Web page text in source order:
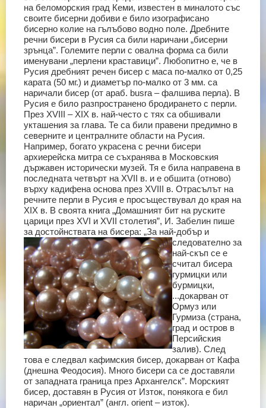
на беломорския град Кеми, известен в миналото със
своите бисерни добиви е било изографисано
бисерно колие на гълъбово водно поле. Дребните
речни бисери в Русия са били наричани „бисерни
зрънца”. Големите перли с овална форма са били
именувани „перлени краставици”. Любопитно е, че в
Русия дребният речен бисер с маса по-малко от 0,25
карата (50 мг.) и диаметър по-малко от 3 мм. са
наричали бисер (от араб. busra – фалшива перла). В
Русия е било разпространено бродирането с перли.
През ХVІІІ – ХІХ в. най-често с тях са обшивали
укташения за глава. Те са били правени предимно в
северните и централните области на Русия.
Например, богато украсена с речни бисери
архиерейска митра се съхранява в Московския
държавен исторически музей. Тя е била направена в
последната четвърт на ХVІІ в. и е обшита (отново)
върху кадифена основа през ХVІІІ в. Отрасълът на
речните перли в Русия е просъществувал до края на
ХІХ в. В своята книга „Домашният бит на руските
царици през ХVІ и ХVІІ столетия”, И. Забелин пише
за достойнствата на бисера: „За най-добър и
следователно за
най-скъп се е
считал бисера
гурмицки или
бурмицки,
...докарван от
Ормуз или
Гурмиза (страна,
град и остров в
Персийския
залив). След
това е следвал кафимския бисер, докарван от Кафа
(днешна Феодосия). Много бисери са се доставяли
от западната граница през Архангелск”. Морският
бисер, доставян в Русия от Изток, понякога е бил
наричан „ориентал” (англ. orient – изток).